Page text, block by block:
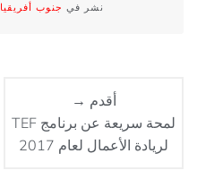
نشر في جنوب أفريقيا
أقدم →
لمحة سريعة عن برنامج TEF
لريادة الأعمال لعام 2017